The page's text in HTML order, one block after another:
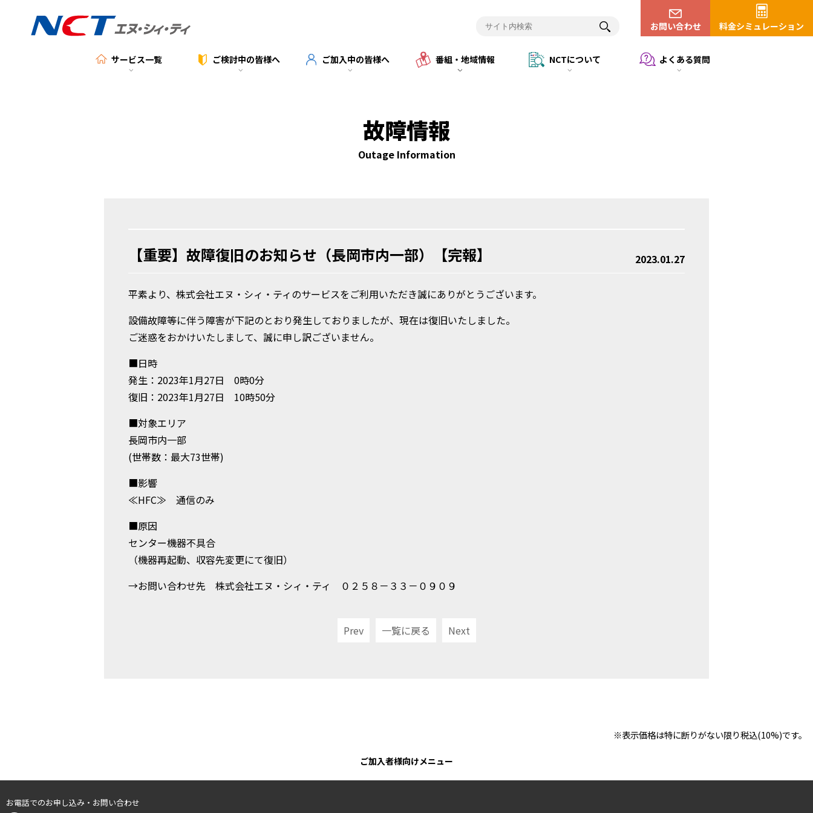
お問い合わせ 料金シミュレーション
サービス一覧 ご検討中の皆様へ ご加入中の皆様へ 番組・地域情報 NCTについて よくある質問
故障情報
Outage Information
【重要】故障復旧のお知らせ（長岡市内一部）【完報】 2023.01.27
平素より、株式会社エヌ・シィ・ティのサービスをご利用いただき誠にありがとうございます。
設備故障等に伴う障害が下記のとおり発生しておりましたが、現在は復旧いたしました。
ご迷惑をおかけいたしまして、誠に申し訳ございません。
■日時
発生：2023年1月27日 0時0分
復旧：2023年1月27日 10時50分
■対象エリア
長岡市内一部
(世帯数：最大73世帯)
■影響
≪HFC≫ 通信のみ
■原因
センター機器不具合
（機器再起動、収容先変更にて復旧）
→お問い合わせ先 株式会社エヌ・シィ・ティ ０２５８－３３－０９０９
Prev 一覧に戻る Next
※表示価格は特に断りがない限り税込(10%)です。
ご加入者様向けメニュー
お電話でのお申し込み・お問い合わせ